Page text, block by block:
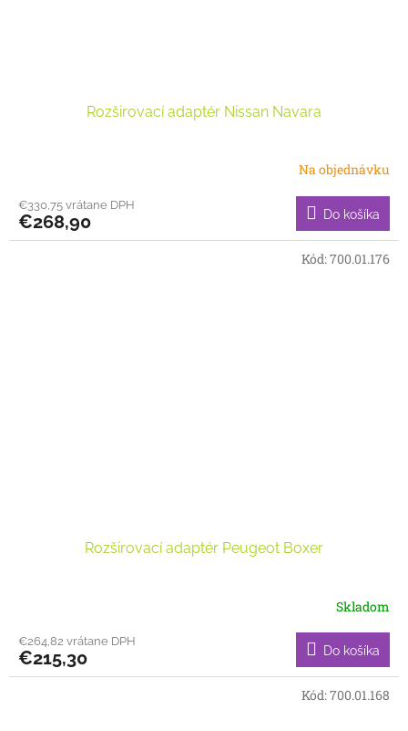
Rozširovací adaptér Nissan Navara
Na objednávku
€330,75 vrátane DPH
€268,90 Do košíka
Rozširovací adaptér Peugeot Boxer
Skladom
€264,82 vrátane DPH
€215,30 Do košíka
Kód:700.01.176
Kód:700.01.168